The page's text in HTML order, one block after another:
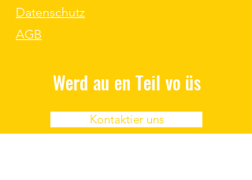
Datenschutz
AGB
Werd au en Teil vo üs
Kontaktier uns